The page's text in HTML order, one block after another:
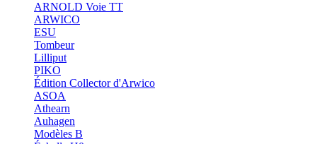
ARNOLD Voie TT
ARWICO
ESU
Tombeur
Lilliput
PIKO
Édition Collector d'Arwico
ASOA
Athearn
Auhagen
Modèles B